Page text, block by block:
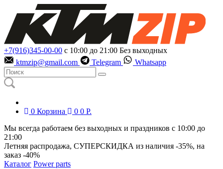
+7(916)345-00-00 с 10:00 до 21:00 Без выходных
ktmzip@gmail.com
Telegram Whatsapp
0 Корзина 0 0 Р.
Мы всегда работаем без выходных и праздников с 10:00 до
21:00
Летняя распродажа, СУПЕРСКИДКА из наличия -35%, на
заказ -40%
Каталог Power parts